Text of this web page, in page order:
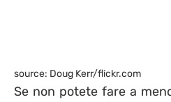
source: Doug Kerr/flickr.com
Se non potete fare a